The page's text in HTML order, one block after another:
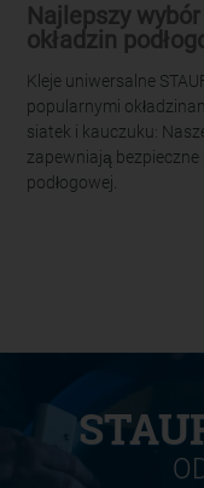
Najlepszy
okładzin
Kleje uniwersalne
popularnymi
siatek i kauczuku:
zapewniają bezpieczne
podłogowej.